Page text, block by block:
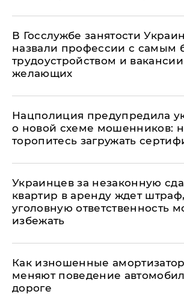
В Госслужбе занятости
назвали профессии с самым
трудоустройством и
желающих
Нацполиция предупредила
о новой схеме мошенников:
торопитесь загружать
Украинцев за незаконную
квартир в аренду ждет
уголовную ответственность
избежать
Как изношенные
меняют поведение
дороге